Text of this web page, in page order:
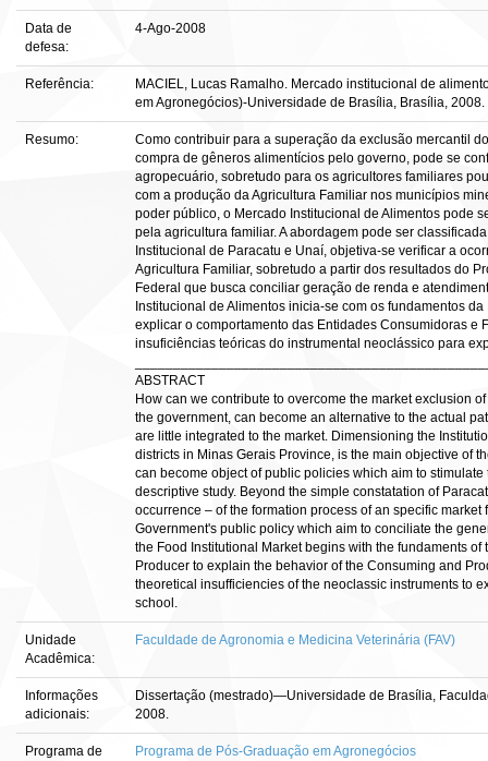
Data de
defesa:
4-Ago-2008
Referência:
MACIEL, Lucas Ramalho. Mercado institucional de
em Agronegócios)-Universidade de Brasília, Brasília, 2008.
Resumo:
Como contribuir para a superação da exclusão mercantil
compra de gêneros alimentícios pelo governo, pode se
agropecuário, sobretudo para os agricultores familiares
com a produção da Agricultura Familiar nos municípios
poder público, o Mercado Institucional de Alimentos pode
pela agricultura familiar. A abordagem pode ser
Institucional de Paracatu e Unaí, objetiva-se verificar a
Agricultura Familiar, sobretudo a partir dos resultados do
Federal que busca conciliar geração de renda e
Institucional de Alimentos inicia-se com os fundamentos
explicar o comportamento das Entidades Consumidoras e
insuficiências teóricas do instrumental neoclássico para
ABSTRACT
How can we contribute to overcome the market exclusion
the government, can become an alternative to the actual
are little integrated to the market. Dimensioning the
districts in Minas Gerais Province, is the main objective of
can become object of public policies which aim to
descriptive study. Beyond the simple constatation of
occurrence – of the formation process of an specific
Government's public policy which aim to conciliate the
the Food Institutional Market begins with the fundaments
Producer to explain the behavior of the Consuming and
theoretical insufficiencies of the neoclassic instruments to
school.
Unidade
Acadêmica:
Faculdade de Agronomia e Medicina Veterinária (FAV)
Informações
adicionais:
Dissertação (mestrado)—Universidade de Brasília,
2008.
Programa de
Programa de Pós-Graduação em Agronegócios